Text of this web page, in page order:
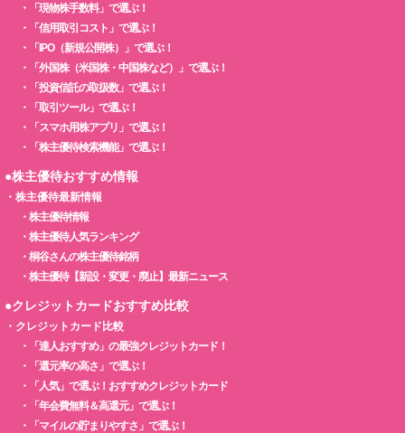
・
「現物株手数料」で選ぶ！
・
「信用取引コスト」で選ぶ！
・
「IPO（新規公開株）」で選ぶ！
・
「外国株（米国株・中国株など）」で選ぶ！
・
「投資信託の取扱数」で選ぶ！
・
「取引ツール」で選ぶ！
・
「スマホ用株アプリ」で選ぶ！
・
「株主優待検索機能」で選ぶ！
●株主優待おすすめ情報
・ 株主優待最新情報
・ 株主優待情報
・ 株主優待人気ランキング
・ 桐谷さんの株主優待銘柄
・ 株主優待【新設・変更・廃止】最新ニュース
●クレジットカードおすすめ比較
・ クレジットカード比較
・
「達人おすすめ」の最強クレジットカード！
・
「還元率の高さ」で選ぶ！
・
「人気」で選ぶ！おすすめクレジットカード
・
「年会費無料＆高還元」で選ぶ！
・
「マイルの貯まりやすさ」で選ぶ！